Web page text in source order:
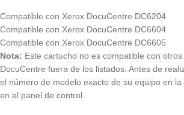
Compatible con Xerox DocuCentre DC6204
Compatible con Xerox DocuCentre DC6604
Compatible con Xerox DocuCentre DC6605
Nota: Este cartucho no es compatible con
DocuCentre fuera de los listados. Antes de
el número de modelo exacto de su equipo en
en el panel de control.